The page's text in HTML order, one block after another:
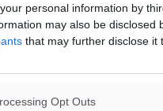
personal information by
may also be disclosed
that may further disclose it
Opt Outs
παρουσία